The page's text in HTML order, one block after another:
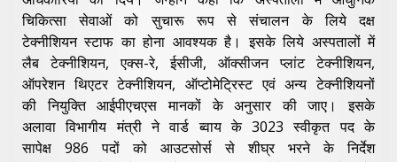
चिकित्सा सेवाओं को सुचारू रूप से संचालन के लिये दक्ष
टेक्नीशियन स्टाफ का होना आवश्यक है। इसके लिये अस्पतालों में
लैब टेक्नीशियन, एक्स-रे, ईसीजी, ऑक्सीजन प्लांट टेक्नीशियन,
ऑपरेशन थिएटर टेक्नीशियन, ऑप्टोमेट्रिस्ट एवं अन्य टेक्नीशियनों
की नियुक्ति आईपीएचएस मानकों के अनुसार की जाए। इसके
अलावा विभागीय मंत्री ने वार्ड ब्वाय के 3023 स्वीकृत पद के
सापेक्ष 986 पदों को आउटसोर्स से शीघ्र भरने के निर्देश